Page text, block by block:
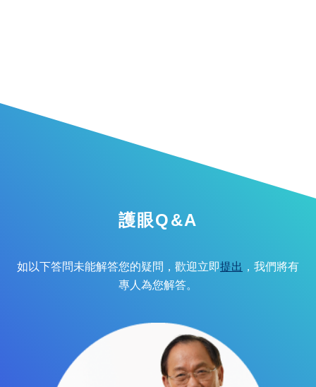
護眼Q&A
如以下答問未能解答您的疑問，歡迎立即提出 ，我們將有
專人為您解答。